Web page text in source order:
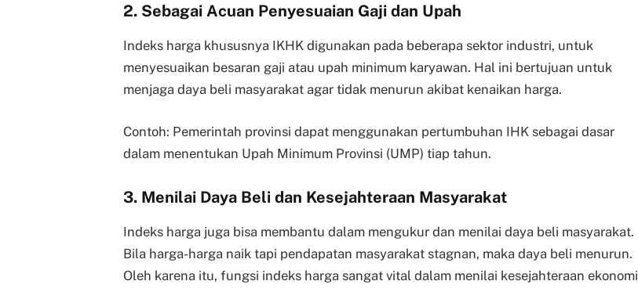
2. Sebagai Acuan Penyesuaian Gaji dan Upah
Indeks harga khususnya IKHK digunakan pada beberapa sektor industri, untuk
menyesuaikan besaran gaji atau upah minimum karyawan. Hal ini bertujuan untuk
menjaga daya beli masyarakat agar tidak menurun akibat kenaikan harga.
Contoh: Pemerintah provinsi dapat menggunakan pertumbuhan IHK sebagai dasar
dalam menentukan Upah Minimum Provinsi (UMP) tiap tahun.
3. Menilai Daya Beli dan Kesejahteraan Masyarakat
Indeks harga juga bisa membantu dalam mengukur dan menilai daya beli masyarakat.
Bila harga-harga naik tapi pendapatan masyarakat stagnan, maka daya beli menurun.
Oleh karena itu, fungsi indeks harga sangat vital dalam menilai kesejahteraan ekonomi